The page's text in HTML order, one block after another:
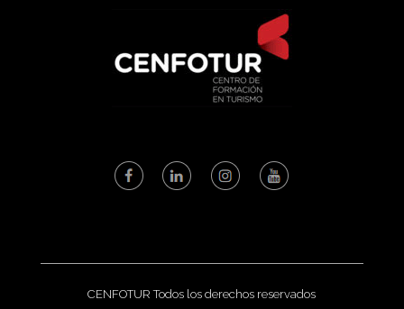
CENFOTUR Todos los derechos reservados